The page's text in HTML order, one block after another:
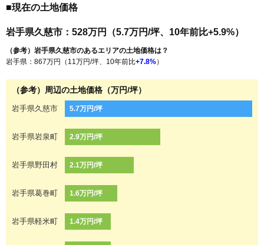
■現在の土地価格
岩手県久慈市：528万円（5.7万円/坪、10年前比+5.9%）
（参考）岩手県久慈市のあるエリアの土地価格は？
岩手県：867万円（11万円/坪、10年前比+7.8%）
（参考）周辺の土地価格（万円/坪）
岩手県久慈市 5.7万円/坪
岩手県岩泉町 2.9万円/坪
岩手県野田村 2.1万円/坪
岩手県葛巻町 1.6万円/坪
岩手県軽米町 1.4万円/坪